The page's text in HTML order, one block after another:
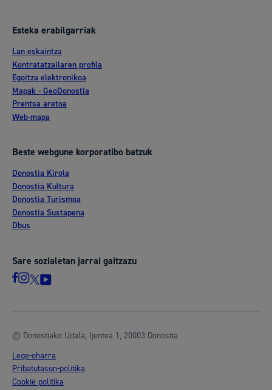
Esteka erabilgarriak
Lan eskaintza
Kontratatzailaren profila
Egoitza elektronikoa
Mapak - GeoDonostia
Prentsa aretoa
Web-mapa
Beste webgune korporatibo batzuk
Donostia Kirola
Donostia Kultura
Donostia Turismoa
Donostia Sustapena
Dbus
Sare sozialetan jarrai gaitzazu
© Donostiako Udala, Ijentea 1, 20003 Donostia
Lege-oharra
Pribatutasun-politika
Cookie politika